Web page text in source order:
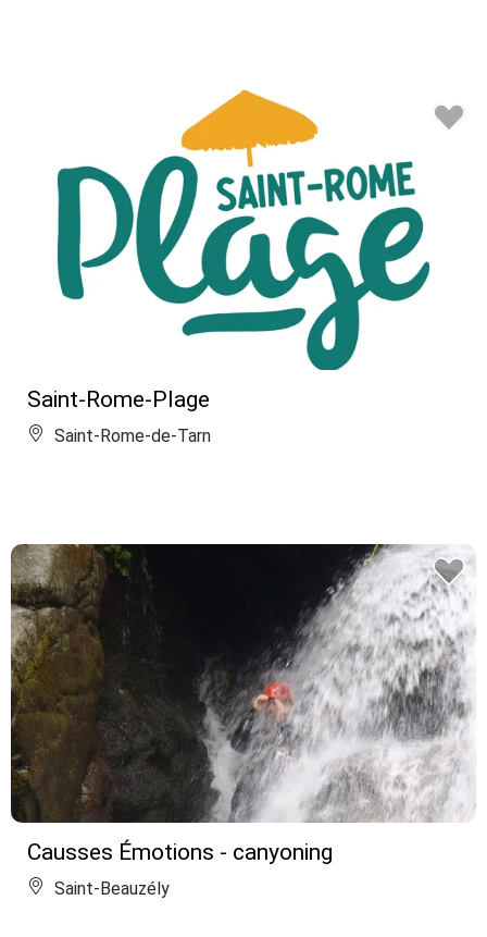
Saint-Rome-Plage
Saint-Rome-de-Tarn
Causses Émotions - canyoning
Saint-Beauzély